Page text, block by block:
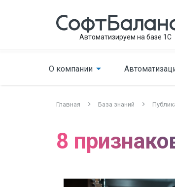
Автоматизируем на базе 1С
О компании
Главная База знаний
8